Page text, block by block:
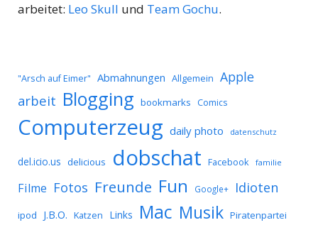
arbeitet: Leo Skull und Team Gochu.
"Arsch auf Eimer" Abmahnungen Allgemein Apple
arbeit Blogging bookmarks Comics
Computerzeug daily photo datenschutz
del.icio.us delicious dobschat Facebook familie
Filme Fotos Freunde Fun Google+ Idioten
ipod J.B.O. Katzen Links Mac Musik Piratenpartei